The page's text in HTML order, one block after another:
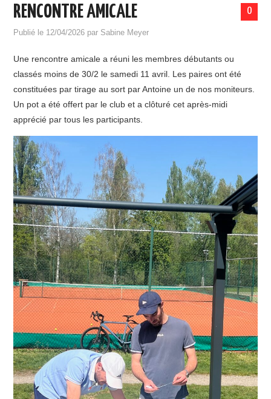
0
RENCONTRE AMICALE
Publié le 12/04/2026 par Sabine Meyer
Une rencontre amicale a réuni les membres débutants ou
classés moins de 30/2 le samedi 11 avril. Les paires ont été
constituées par tirage au sort par Antoine un de nos moniteurs.
Un pot a été offert par le club et a clôturé cet après-midi
apprécié par tous les participants.